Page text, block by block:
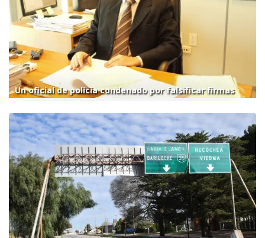
Un oficial de policía condenado por falsificar firmas